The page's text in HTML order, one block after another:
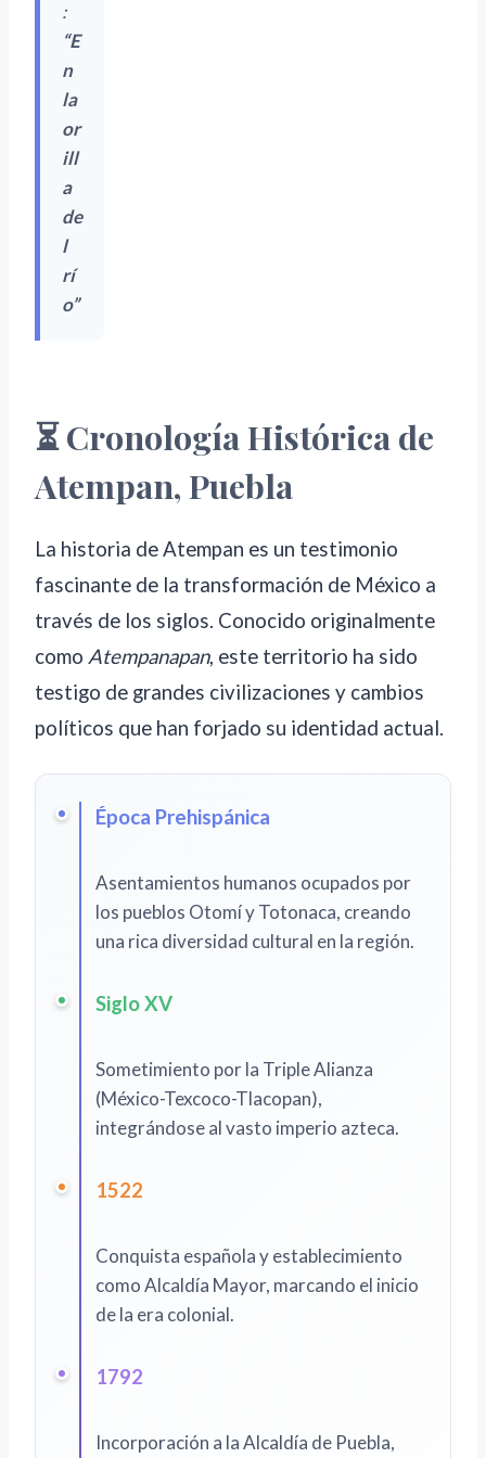
:
“E
n
la
or
ill
a
de
l
rí
o”
⏳ Cronología Histórica de
Atempan, Puebla
La historia de Atempan es un testimonio
fascinante de la transformación de México a
través de los siglos. Conocido originalmente
como Atempanapan, este territorio ha sido
testigo de grandes civilizaciones y cambios
políticos que han forjado su identidad actual.
Época Prehispánica
Asentamientos humanos ocupados por
los pueblos Otomí y Totonaca, creando
una rica diversidad cultural en la región.
Siglo XV
Sometimiento por la Triple Alianza
(México-Texcoco-Tlacopan),
integrándose al vasto imperio azteca.
1522
Conquista española y establecimiento
como Alcaldía Mayor, marcando el inicio
de la era colonial.
1792
Incorporación a la Alcaldía de Puebla,